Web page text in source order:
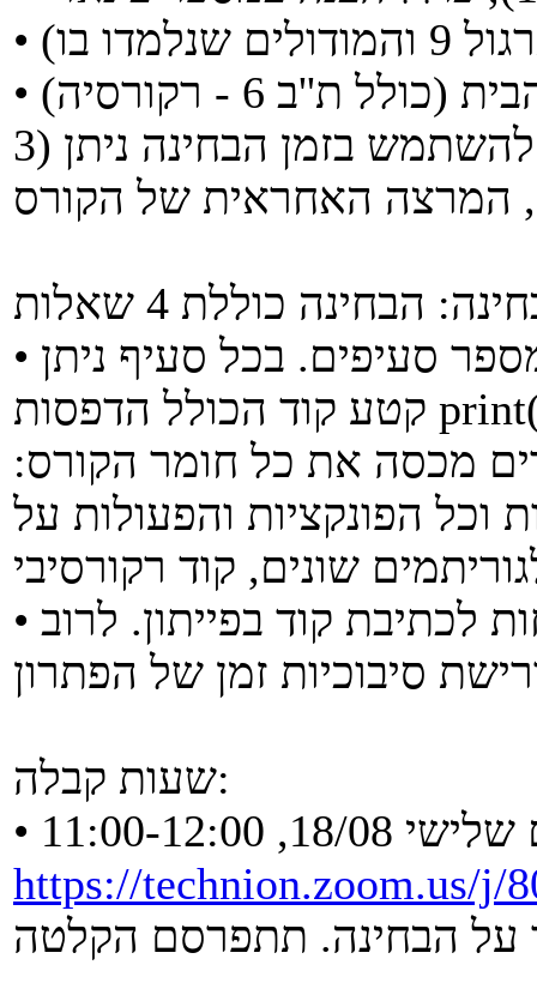
3) הסבר מפורט במה מותר/במה אסור להשתמש בזמן הבחינה ניתן
• שאלה מס' 1 "מה יודפס" כוללת מספר סעיפים. בכל סעיף ניתן
קטע קוד הכולל הדפסות print(). מתבקשים לענות לשאלה "מה
מכסה את כל חומר הקורס:
וכל הפונקציות והפעולות על
• שאר השאלות הן שאלות פתוחות לכתיבת קוד בפייתון. לרוב
שעות קבלה:
08, 11:00-12:00
https://technion.zoom.us/j/